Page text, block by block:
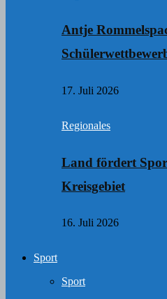
Antje
17. Juli 2026
Regionales
Land fördert
Kreisgebiet
16. Juli 2026
Sport
Sport